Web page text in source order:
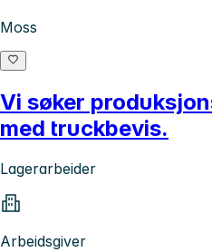
Moss
Vi søker
med truckbevis.
Lagerarbeider
Arbeidsgiver